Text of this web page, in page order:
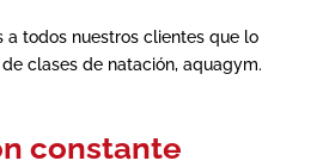
a todos nuestros clientes que lo
clases de natación, aquagym.
constante